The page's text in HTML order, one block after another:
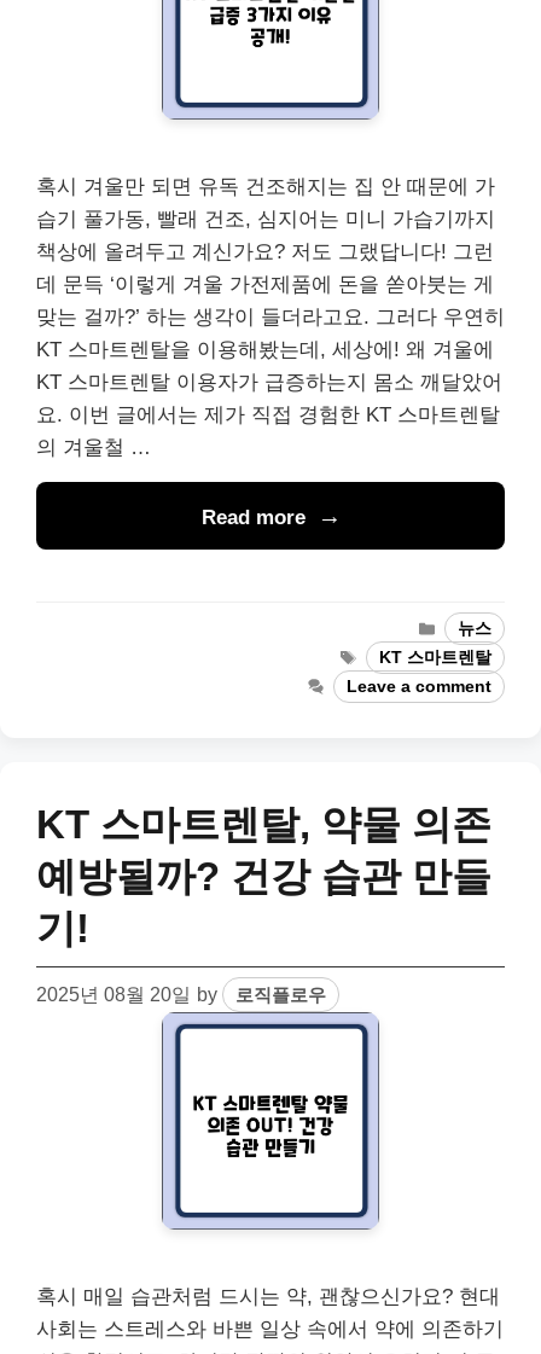
혹시 겨울만 되면 유독 건조해지는 집 안 때문에 가
습기 풀가동, 빨래 건조, 심지어는 미니 가습기까지
책상에 올려두고 계신가요? 저도 그랬답니다! 그런
데 문득 ‘이렇게 겨울 가전제품에 돈을 쏟아붓는 게
맞는 걸까?’ 하는 생각이 들더라고요. 그러다 우연히
KT 스마트렌탈을 이용해봤는데, 세상에! 왜 겨울에
KT 스마트렌탈 이용자가 급증하는지 몸소 깨달았어
요. 이번 글에서는 제가 직접 경험한 KT 스마트렌탈
의 겨울철 …
Read more
Categories
뉴스
TagsKT 스마트렌탈
Leave a comment
KT 스마트렌탈, 약물 의존
예방될까? 건강 습관 만들
기!
2025년 08월 20일 by 로직플로우
혹시 매일 습관처럼 드시는 약, 괜찮으신가요? 현대
사회는 스트레스와 바쁜 일상 속에서 약에 의존하기